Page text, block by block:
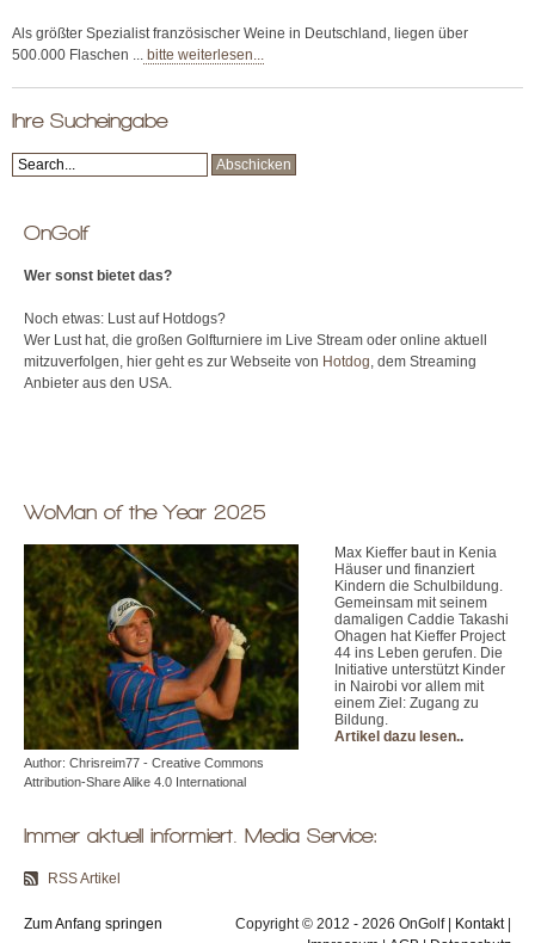
Als größter Spezialist französischer Weine in Deutschland, liegen über
500.000 Flaschen ...
bitte weiterlesen...
Ihre Sucheingabe
OnGolf
Wer sonst bietet das?
Noch etwas: Lust auf Hotdogs?
Wer Lust hat, die großen Golfturniere im Live Stream oder online aktuell
mitzuverfolgen, hier geht es zur Webseite von Hotdog , dem Streaming
Anbieter aus den USA.
WoMan of the Year 2025
Author: Chrisreim77 - Creative Commons
Attribution-Share Alike 4.0 International
Max Kieffer baut in Kenia
Häuser und finanziert
Kindern die Schulbildung.
Gemeinsam mit seinem
damaligen Caddie Takashi
Ohagen hat Kieffer Project
44 ins Leben gerufen. Die
Initiative unterstützt Kinder
in Nairobi vor allem mit
einem Ziel: Zugang zu
Bildung.
Artikel dazu lesen..
Immer aktuell informiert. Media Service:
RSS Artikel
Zum Anfang springen Copyright © 2012 - 2026 OnGolf | Kontakt|